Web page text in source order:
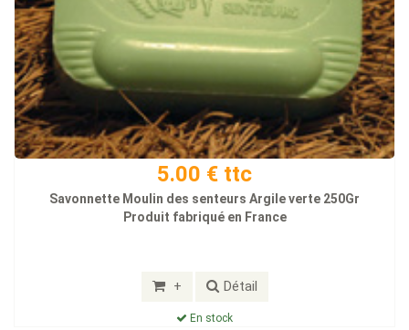
5.00 € ttc
Savonnette Moulin des senteurs Argile verte 250Gr
Produit fabriqué en France
+ Détail
En stock